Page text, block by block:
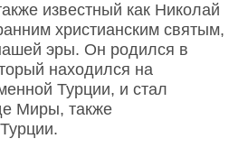
известный как Николай
христианским святым,
эры. Он родился в
находился на
Турции, и стал
Миры, также